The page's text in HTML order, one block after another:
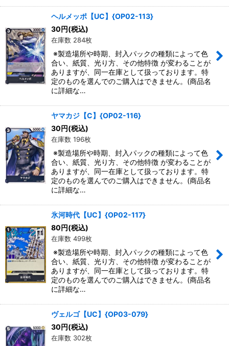
ヘルメッポ【UC】{OP02-113}
30円(税込)
在庫数 284枚
※製造場所や時期、封入パックの種類によって色
合い、紙質、光り方、その他特徴 が変わることが
ありますが、同一在庫として扱っております。特
定のものを選んでのご購入はできません。(商品名
に詳細な…
ヤマカジ【C】{OP02-116}
30円(税込)
在庫数 196枚
※製造場所や時期、封入パックの種類によって色
合い、紙質、光り方、その他特徴 が変わることが
ありますが、同一在庫として扱っております。特
定のものを選んでのご購入はできません。(商品名
に詳細な…
氷河時代【UC】{OP02-117}
80円(税込)
在庫数 499枚
※製造場所や時期、封入パックの種類によって色
合い、紙質、光り方、その他特徴 が変わることが
ありますが、同一在庫として扱っております。特
定のものを選んでのご購入はできません。(商品名
に詳細な…
ヴェルゴ【UC】{OP03-079}
30円(税込)
在庫数 302枚